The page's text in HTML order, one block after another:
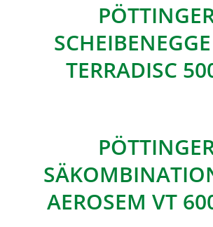
TERRADISC
AEROSEM VT